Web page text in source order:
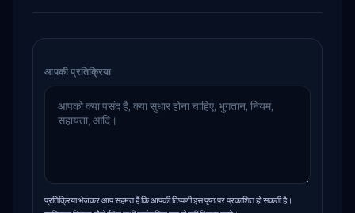
आपकी प्रतिक्रिया
प्रतिक्रिया भेजकर आप सहमत हैं कि आपकी टिप्पणी इस पृष्ठ पर प्रकाशित हो सकती है।